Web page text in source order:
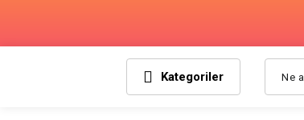
Kategoriler